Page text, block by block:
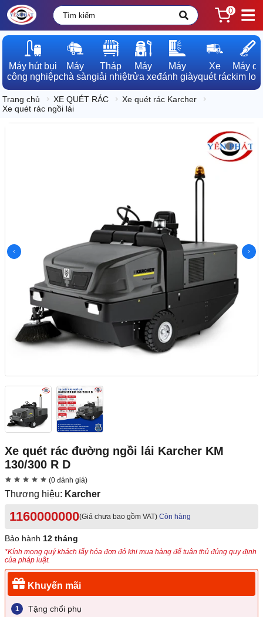
0
Máy hút bụi
công nghiệp
Máy
chà sàn
Tháp
giải nhiệt
Máy
rửa xe
Máy
đánh giày
Xe
quét rác
Máy dò
kim loại
Trang chủ XE QUÉT RÁC
Xe quét rác Karcher
Xe quét rác ngồi lái
Xe quét rác đường ngồi lái Karcher KM
130/300 R D
(0 đánh giá)
Thương hiệu: Karcher
1160000000(Giá chưa bao gồm VAT) Còn hàng
Bảo hành 12 tháng
*Kính mong quý khách lấy hóa đơn đỏ khi mua hàng để tuân thủ đúng quy định
của pháp luật.
Khuyến mãi
Tặng chổi phụ